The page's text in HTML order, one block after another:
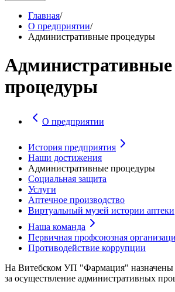
Главная/
О предприятии/
Административные процедуры
Административные
процедуры
О предприятии
История предприятия
Наши достижения
Административные процедуры
Социальная защита
Услуги
Аптечное производство
Виртуальный музей истории аптеки
Наша команда
Первичная профсоюзная
Противодействие коррупции
На Витебском УП "Фармация" назначены
за осуществление административных